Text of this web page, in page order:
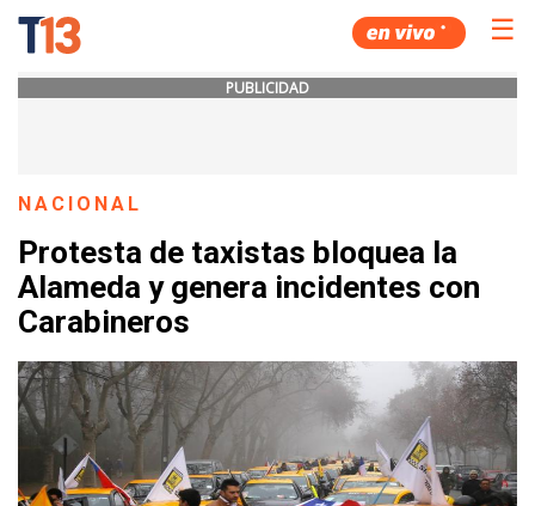
☰
PUBLICIDAD
NACIONAL
Protesta de taxistas bloquea la
Alameda y genera incidentes con
Carabineros